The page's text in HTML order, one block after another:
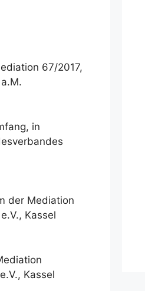
67/2017,
in
der Mediation
Kassel
Kassel